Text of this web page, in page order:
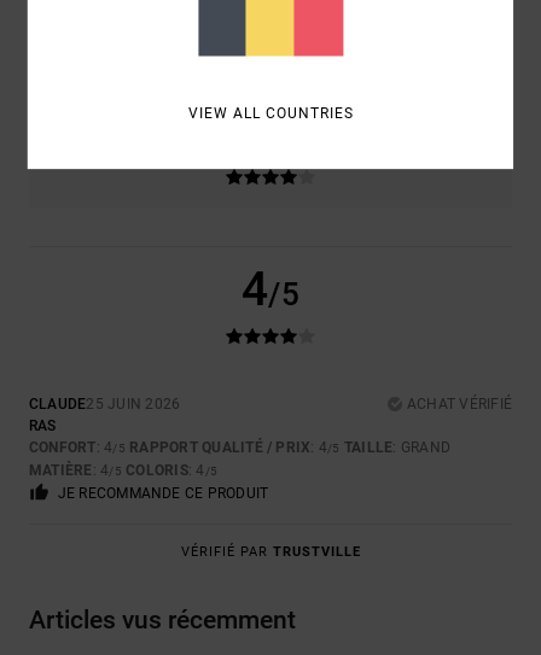
4/5
CLAUDE25 JUIN 2026
ACHAT VÉRIFIÉ
RAS
CONFORT: 4/5 RAPPORT QUALITÉ / PRIX: 4/5 TAILLE: GRAND
MATIÈRE : 4/5 COLORIS: 4 /5
JE RECOMMANDE CE PRODUIT
VÉRIFIÉ PAR TRUSTVILLE
Articles vus récemment
VIEW ALL COUNTRIES